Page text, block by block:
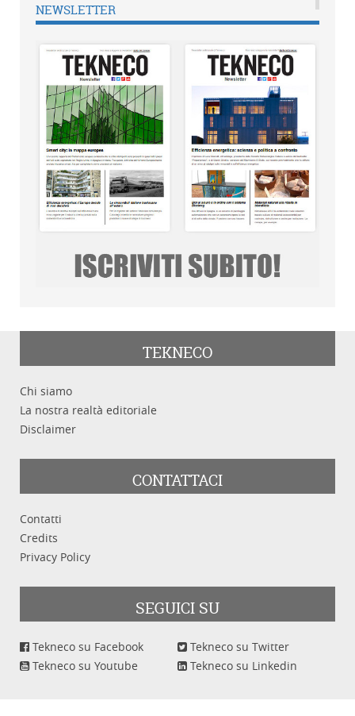
NEWSLETTER
TEKNECO
Chi siamo
La nostra realtà editoriale
Disclaimer
CONTATTACI
Contatti
Credits
Privacy Policy
SEGUICI SU
Tekneco su Facebook
Tekneco su Twitter
Tekneco su Youtube
Tekneco su Linkedin